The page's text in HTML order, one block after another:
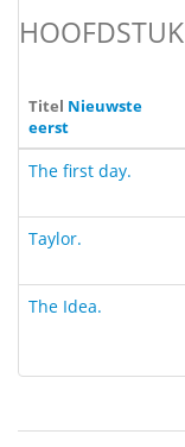
Titel Nieuwste
eerst
The first day.
Taylor.
The Idea.